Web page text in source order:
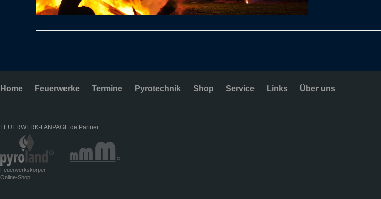
Home Feuerwerke Termine Pyrotechnik Shop Service Links Über uns
FEUERWERK-FANPAGE.de Partner:
Feuerwerkskörper
Online-Shop